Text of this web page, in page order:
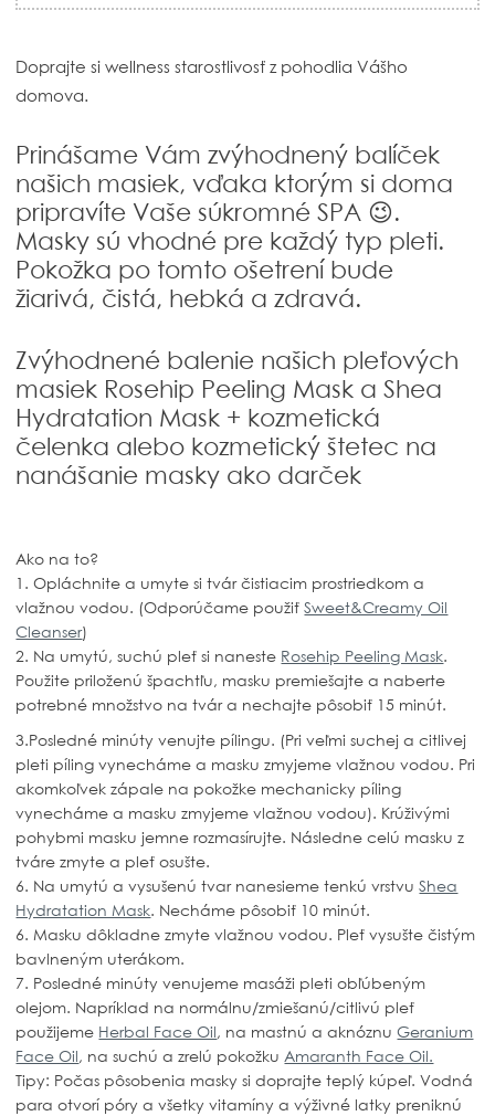
Doprajte si wellness starostlivosť z pohodlia Vášho
domova.
Prinášame Vám zvýhodnený balíček
našich masiek, vďaka ktorým si doma
pripravíte Vaše súkromné SPA 😉.
Masky sú vhodné pre každý typ pleti.
Pokožka po tomto ošetrení bude
žiarivá, čistá, hebká a zdravá.
Zvýhodnené balenie našich pleťových
masiek Rosehip Peeling Mask a Shea
Hydratation Mask + kozmetická
čelenka alebo kozmetický štetec na
nanášanie masky ako darček
Ako na to?
1. Opláchnite a umyte si tvár čistiacim prostriedkom a
vlažnou vodou. (Odporúčame použiťSweet&Creamy Oil
Cleanser)
2. Na umytú, suchú pleť si naneste Rosehip Peeling Mask.
Použite priloženú špachtľu, masku premiešajte a naberte
potrebné množstvo na tvár a nechajte pôsobiť 15 minút.
3.Posledné minúty venujte pílingu. (Pri veľmi suchej a citlivej
pleti píling vynecháme a masku zmyjeme vlažnou vodou. Pri
akomkoľvek zápale na pokožke mechanicky píling
vynecháme a masku zmyjeme vlažnou vodou). Krúživými
pohybmi masku jemne rozmasírujte. Následne celú masku z
tváre zmyte a pleť osušte.
6. Na umytú a vysušenú tvar nanesieme tenkú vrstvuShea
Hydratation Mask. Necháme pôsobiť 10 minút.
6. Masku dôkladne zmyte vlažnou vodou. Pleť vysušte čistým
bavlneným uterákom.
7. Posledné minúty venujeme masáži pleti obľúbeným
olejom. Napríklad na normálnu/zmiešanú/citlivú pleť
použijeme Herbal Face Oil, na mastnú a aknóznuGeranium
Face Oil, na suchú a zrelú pokožku Amaranth Face Oil.
Tipy: Počas pôsobenia masky si doprajte teplý kúpeľ. Vodná
para otvorí póry a všetky vitamíny a výživné latky preniknú